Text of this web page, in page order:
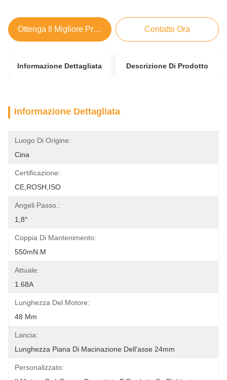
Ottenga Il Migliore Prezzo Contatto Ora
Informazione Dettagliata Descrizione Di Prodotto
Informazione Dettagliata
Luogo Di Origine:
Cina
Certificazione:
CE,ROSH,ISO
Angeli Passo.:
1,8°
Coppia Di Mantenimento:
550mN.m
Attuale:
1.68A
Lunghezza Del Motore:
48 Mm
Lancia:
Lunghezza Piana Di Macinazione Dell'asse 24mm
Personalizzato: